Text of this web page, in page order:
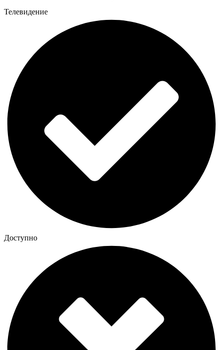
Телевидение
Доступно